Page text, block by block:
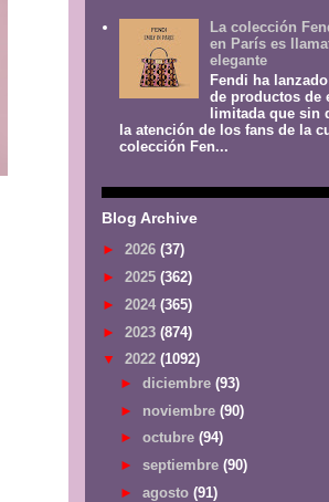
La colección
en París es
elegante
Fendi ha
de productos de
limitada que sin
la atención de los fans de la
colección Fen...
Blog Archive
► 2026 (37)
► 2025 (362)
► 2024 (365)
► 2023 (874)
▼ 2022 (1092)
► diciembre (93)
► noviembre (90)
► octubre (94)
► septiembre (90)
► agosto (91)